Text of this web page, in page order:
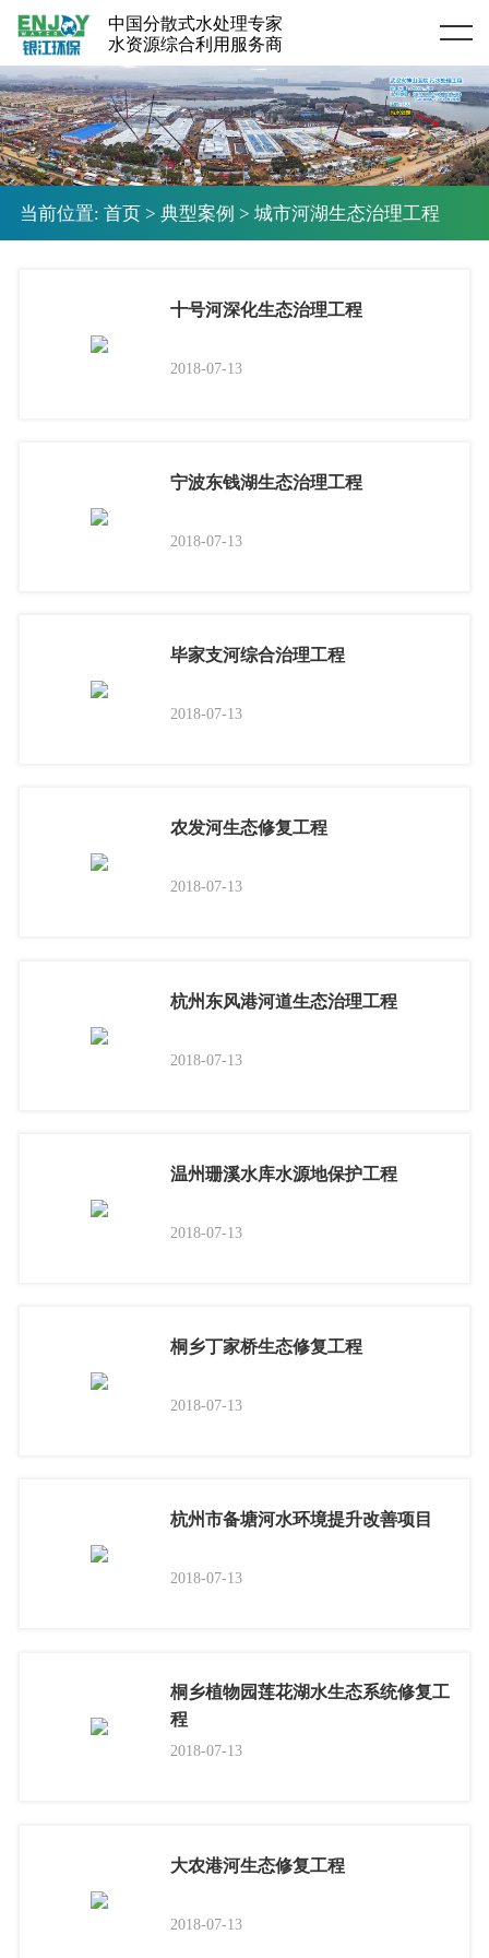
中国分散式水处理专家
水资源综合利用服务商
当前位置: 首页> 典型案例 > 城市河湖生态治理工程
十号河深化生态治理工程
2018-07-13
宁波东钱湖生态治理工程
2018-07-13
毕家支河综合治理工程
2018-07-13
农发河生态修复工程
2018-07-13
杭州东风港河道生态治理工程
2018-07-13
温州珊溪水库水源地保护工程
2018-07-13
桐乡丁家桥生态修复工程
2018-07-13
杭州市备塘河水环境提升改善项目
2018-07-13
桐乡植物园莲花湖水生态系统修复工
程
2018-07-13
大农港河生态修复工程
2018-07-13
Home